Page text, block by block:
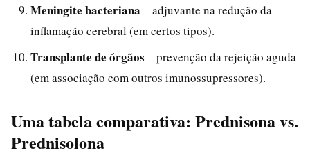
Meningite bacteriana – adjuvante na redução da
inflamação cerebral (em certos tipos).
Transplante de órgãos – prevenção da rejeição aguda
(em associação com outros imunossupressores).
Uma tabela comparativa: Prednisona vs.
Prednisolona